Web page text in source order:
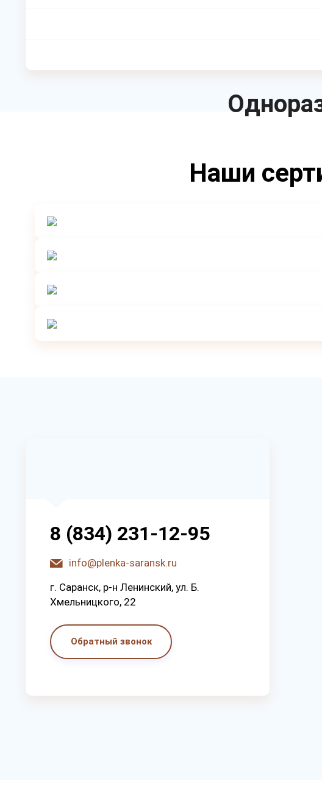
Наши
8 (834) 231-12-95
info@plenka-saransk.ru
г. Capaнcк, p-н Лeнинcкий, ул. Б.
Хмeльницкoгo, 22
Обратный звонок